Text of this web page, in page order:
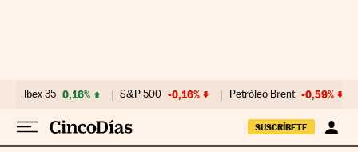
Ibex 35 0,16% S&P 500 -0,16% Petróleo Brent -0,59%
SUSCRÍBETE